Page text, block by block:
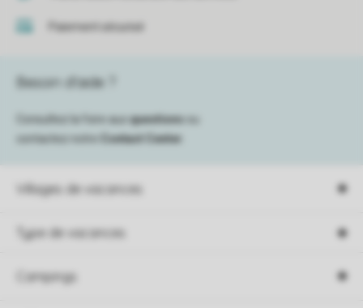
Paiement sécurisé
Villages de vacances
Type de vacances
Campings
Besoin d’aide ?
Consultez la foire auxquestions ou
contactez notre
Contact Center